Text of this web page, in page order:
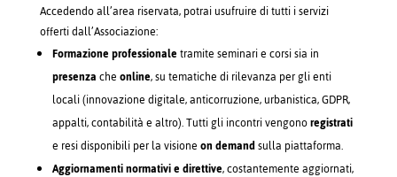
Accedendo all’area riservata, potrai usufruire di tutti i servizi
offerti dall’Associazione:
Formazione professionaletramite seminari e corsi sia in
presenzacheonline, su tematiche di rilevanza per gli enti
locali (innovazione digitale, anticorruzione, urbanistica, GDPR,
appalti, contabilità e altro). Tutti gli incontri vengonoregistrati
e resi disponibili per la visioneon demandsulla piattaforma.
Aggiornamenti normativi e direttive, costantemente aggiornati,